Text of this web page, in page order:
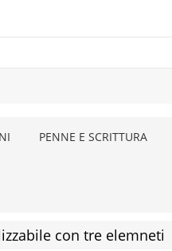
PENNE E SCRITTURA
con tre elemneti